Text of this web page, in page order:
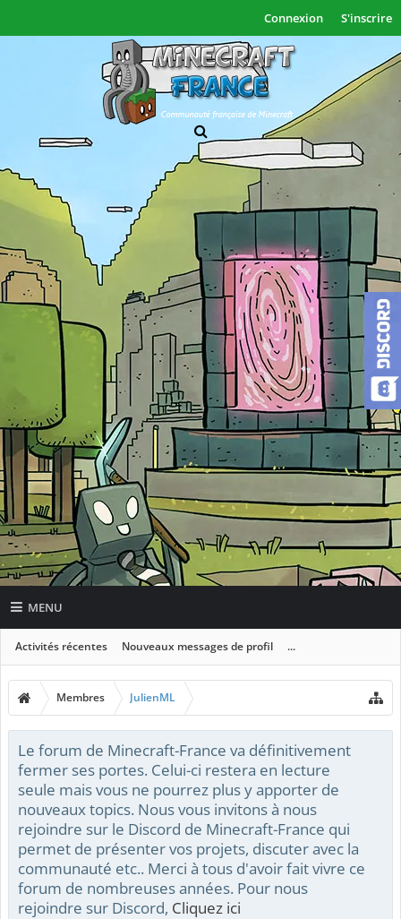
Connexion S'inscrire
MENU
Activités récentes Nouveaux messages de profil ...
Membres JulienML
Le forum de Minecraft-France va définitivement
fermer ses portes. Celui-ci restera en lecture
seule mais vous ne pourrez plus y apporter de
nouveaux topics. Nous vous invitons à nous
rejoindre sur le Discord de Minecraft-France qui
permet de présenter vos projets, discuter avec la
communauté etc.. Merci à tous d'avoir fait vivre ce
forum de nombreuses années. Pour nous
rejoindre sur Discord, Cliquez ici